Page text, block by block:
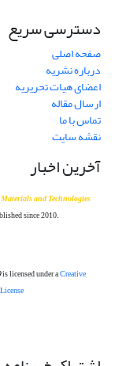
دسترسی سریع
صفحه اصلی
درباره نشریه
اعضای هیات تحریریه
ارسال مقاله
تماس با ما
نقشه سایت
آخرین اخبار
and Technologies
since 2010.
is licensed under aCreative